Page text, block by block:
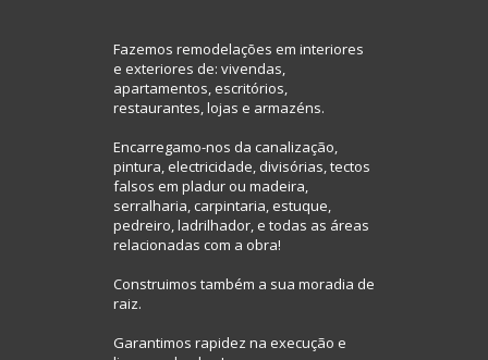
Fazemos remodelações em interiores
e exteriores de: vivendas,
apartamentos, escritórios,
restaurantes, lojas e armazéns.
Encarregamo-nos da canalização,
pintura, electricidade, divisórias, tectos
falsos em pladur ou madeira,
serralharia, carpintaria, estuque,
pedreiro, ladrilhador, e todas as áreas
relacionadas com a obra!
Construimos também a sua moradia de
raiz.
Garantimos rapidez na execução e